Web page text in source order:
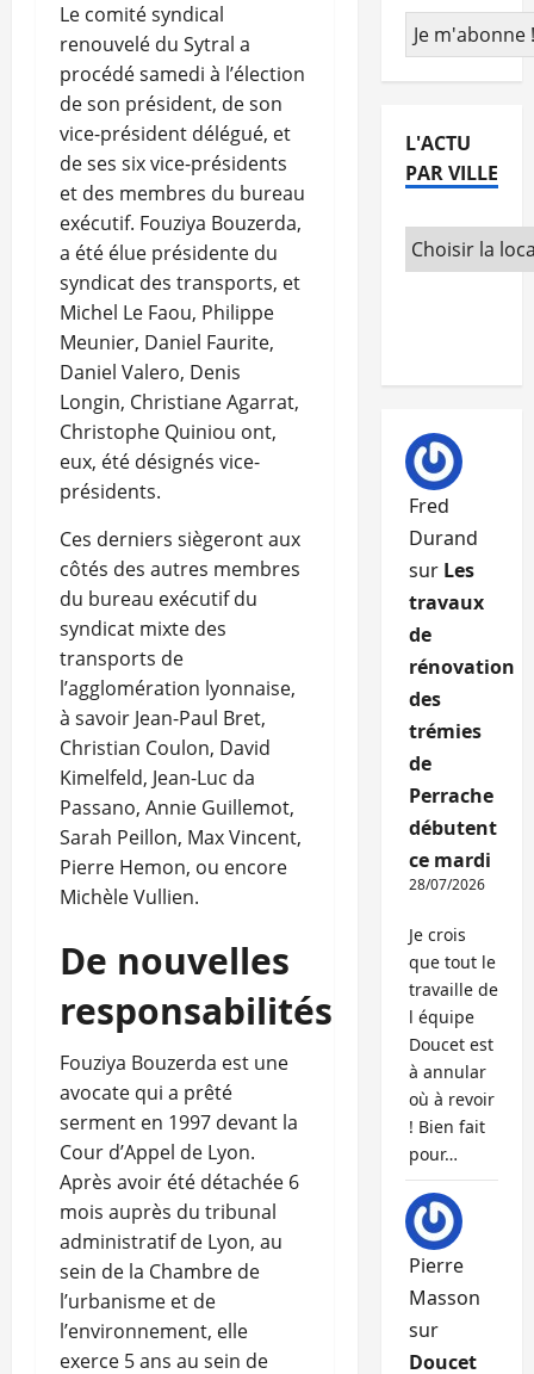
Le comité syndical
renouvelé du Sytral a
procédé samedi à l’élection
de son président, de son
vice-président délégué, et
de ses six vice-présidents
et des membres du bureau
exécutif. Fouziya Bouzerda,
a été élue présidente du
syndicat des transports, et
Michel Le Faou, Philippe
Meunier, Daniel Faurite,
Daniel Valero, Denis
Longin, Christiane Agarrat,
Christophe Quiniou ont,
eux, été désignés vice-
présidents.
Ces derniers siègeront aux
côtés des autres membres
du bureau exécutif du
syndicat mixte des
transports de
l’agglomération lyonnaise,
à savoir Jean-Paul Bret,
Christian Coulon, David
Kimelfeld, Jean-Luc da
Passano, Annie Guillemot,
Sarah Peillon, Max Vincent,
Pierre Hemon, ou encore
Michèle Vullien.
De nouvelles
responsabilités
Fouziya Bouzerda est une
avocate qui a prêté
serment en 1997 devant la
Cour d’Appel de Lyon.
Après avoir été détachée 6
mois auprès du tribunal
administratif de Lyon, au
sein de la Chambre de
l’urbanisme et de
l’environnement, elle
exerce 5 ans au sein de
L'ACTU
PAR VILLE
Fred
Durand
sur Les
travaux
de
rénovation
des
trémies
de
Perrache
débutent
ce mardi
28/07/2026
Je crois
que tout le
travaille de
l équipe
Doucet est
à annular
où à revoir
! Bien fait
pour…
Pierre
Masson
sur
Doucet